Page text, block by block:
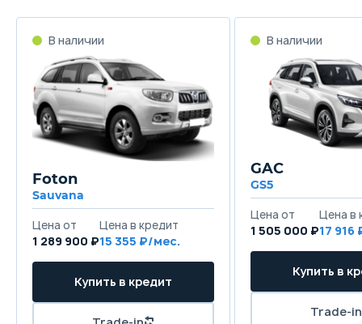
Foton
Sauvana
1 289 900 ₽15 355
GAC
GS5
1 505 000 ₽17 916